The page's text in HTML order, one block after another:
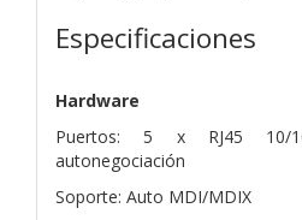
Especificaciones
Hardware
Puertos: 5 x RJ45 10/
autonegociación
Soporte: Auto MDI/MDIX